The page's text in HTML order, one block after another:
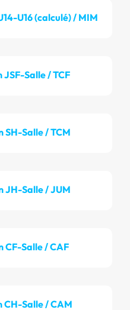
U16 (calculé) / MIM
Salle / TCF
SH-Salle / TCM
JH-Salle / JUM
CF-Salle / CAF
Salle / CAM